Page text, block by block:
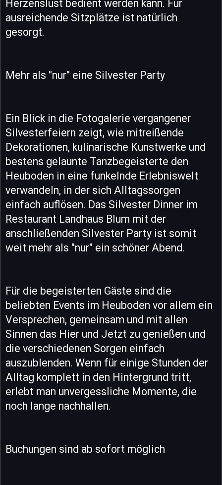
Herzenslust bedient werden kann. Für
ausreichende Sitzplätze ist natürlich
gesorgt.
Mehr als "nur" eine Silvester Party
Ein Blick in die Fotogalerie vergangener
Silvesterfeiern zeigt, wie mitreißende
Dekorationen, kulinarische Kunstwerke und
bestens gelaunte Tanzbegeisterte den
Heuboden in eine funkelnde Erlebniswelt
verwandeln, in der sich Alltagssorgen
einfach auflösen. Das Silvester Dinner im
Restaurant Landhaus Blum mit der
anschließenden Silvester Party ist somit
weit mehr als "nur" ein schöner Abend.
Für die begeisterten Gäste sind die
beliebten Events im Heuboden vor allem ein
Versprechen, gemeinsam und mit allen
Sinnen das Hier und Jetzt zu genießen und
die verschiedenen Sorgen einfach
auszublenden. Wenn für einige Stunden der
Alltag komplett in den Hintergrund tritt,
erlebt man unvergessliche Momente, die
noch lange nachhallen.
Buchungen sind ab sofort möglich